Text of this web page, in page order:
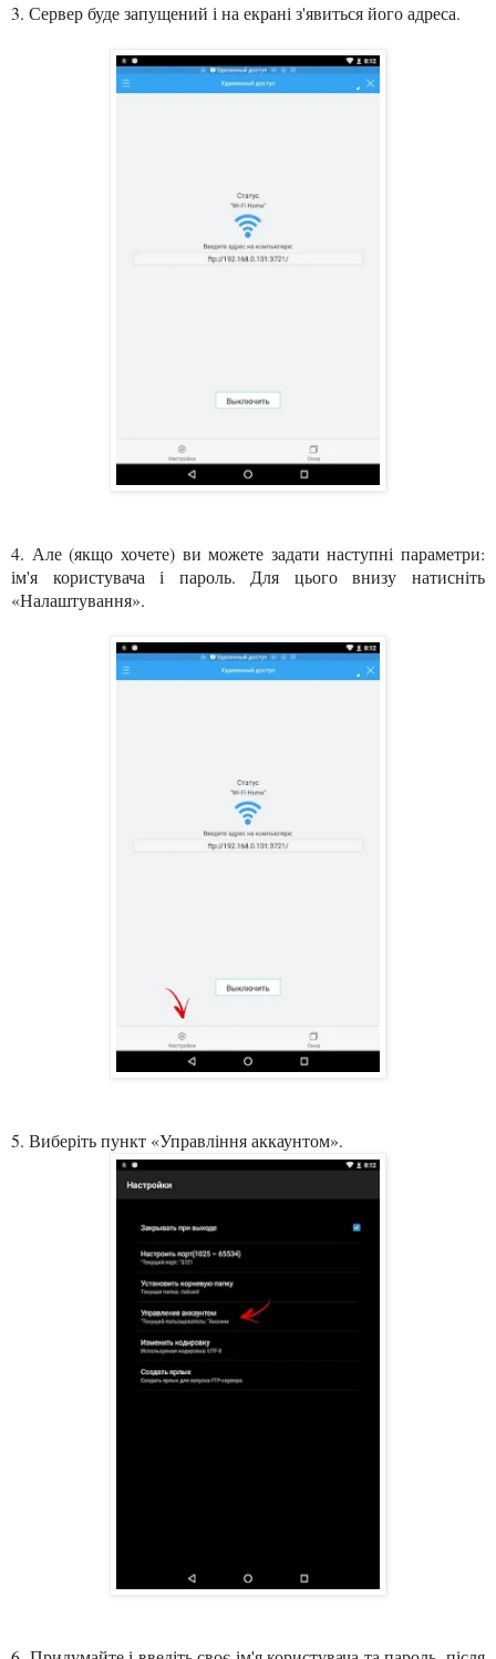
3. Сервер буде запущений і на екрані з'явиться його адреса.
4. Але (якщо хочете) ви можете задати наступні параметри:
ім'я користувача і пароль. Для цього внизу натисніть
«Налаштування».
5. Виберіть пункт «Управління аккаунтом».